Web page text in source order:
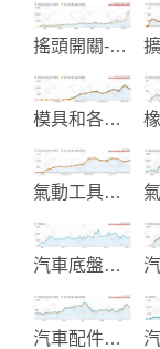
搖頭開關-翹板開關-金屬開關
模具和各類五金沖壓件製造
氣動工具生產
汽車底盤零件製造
汽車配件電鍍